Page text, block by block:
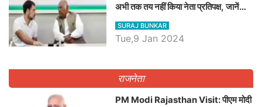
अभी तक तय नहीं किया नेता प्रतिपक्ष, जानें
कौन होगा दावेदार
SURAJ BUNKAR
Tue,9 Jan 2024
राजनेता
PM Modi Rajasthan Visit: पीएम मोदी